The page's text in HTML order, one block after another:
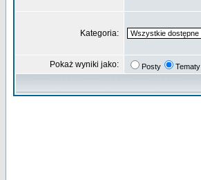
Kategoria:
Pokaż wyniki jako: Posty Tematy